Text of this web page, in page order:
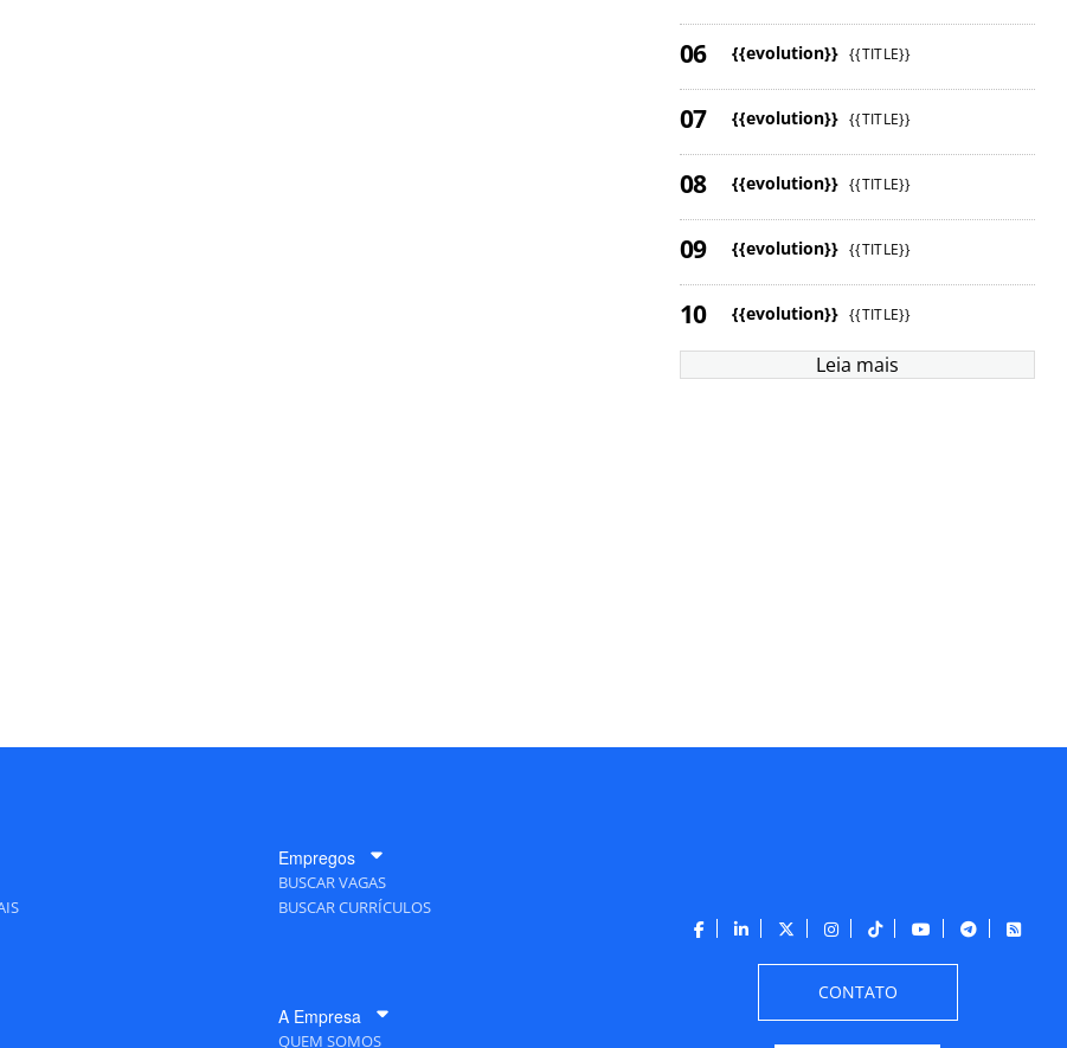
{{evolution}} {{TITLE}}
{{evolution}} {{TITLE}}
{{evolution}} {{TITLE}}
{{evolution}} {{TITLE}}
{{evolution}} {{TITLE}}
Leia mais
Empregos
BUSCAR VAGAS
BUSCAR CURRÍCULOS
A Empresa
QUEM SOMOS
CONTATO